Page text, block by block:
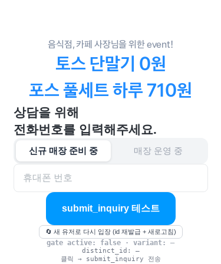
음식점, 카페 사장님을 위한 event!
토스 단말기 0원
포스 풀세트 하루 710원
상담을 위해
전화번호를 입력해주세요.
신규 매장 준비 중 매장 운영 중
submit_inquiry 테스트
🔄 새 유저로 다시 입장 (id 재발급 + 새로고침)
gate active: false · variant: —
distinct_id: —
클릭 → submit_inquiry 전송